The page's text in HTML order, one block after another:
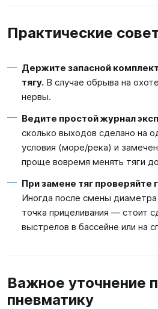
Практические
Держите запасной
тягу. В случае обрыва на
нервы.
Ведите простой журнал
сколько выходов сделано на
условия (море/река) и
проще вовремя менять тяги
При замене тяг
Иногда после смены диаметра
точка прицеливания — стоит
выстрелов в бассейне или на
Важное уточнение
пневматику